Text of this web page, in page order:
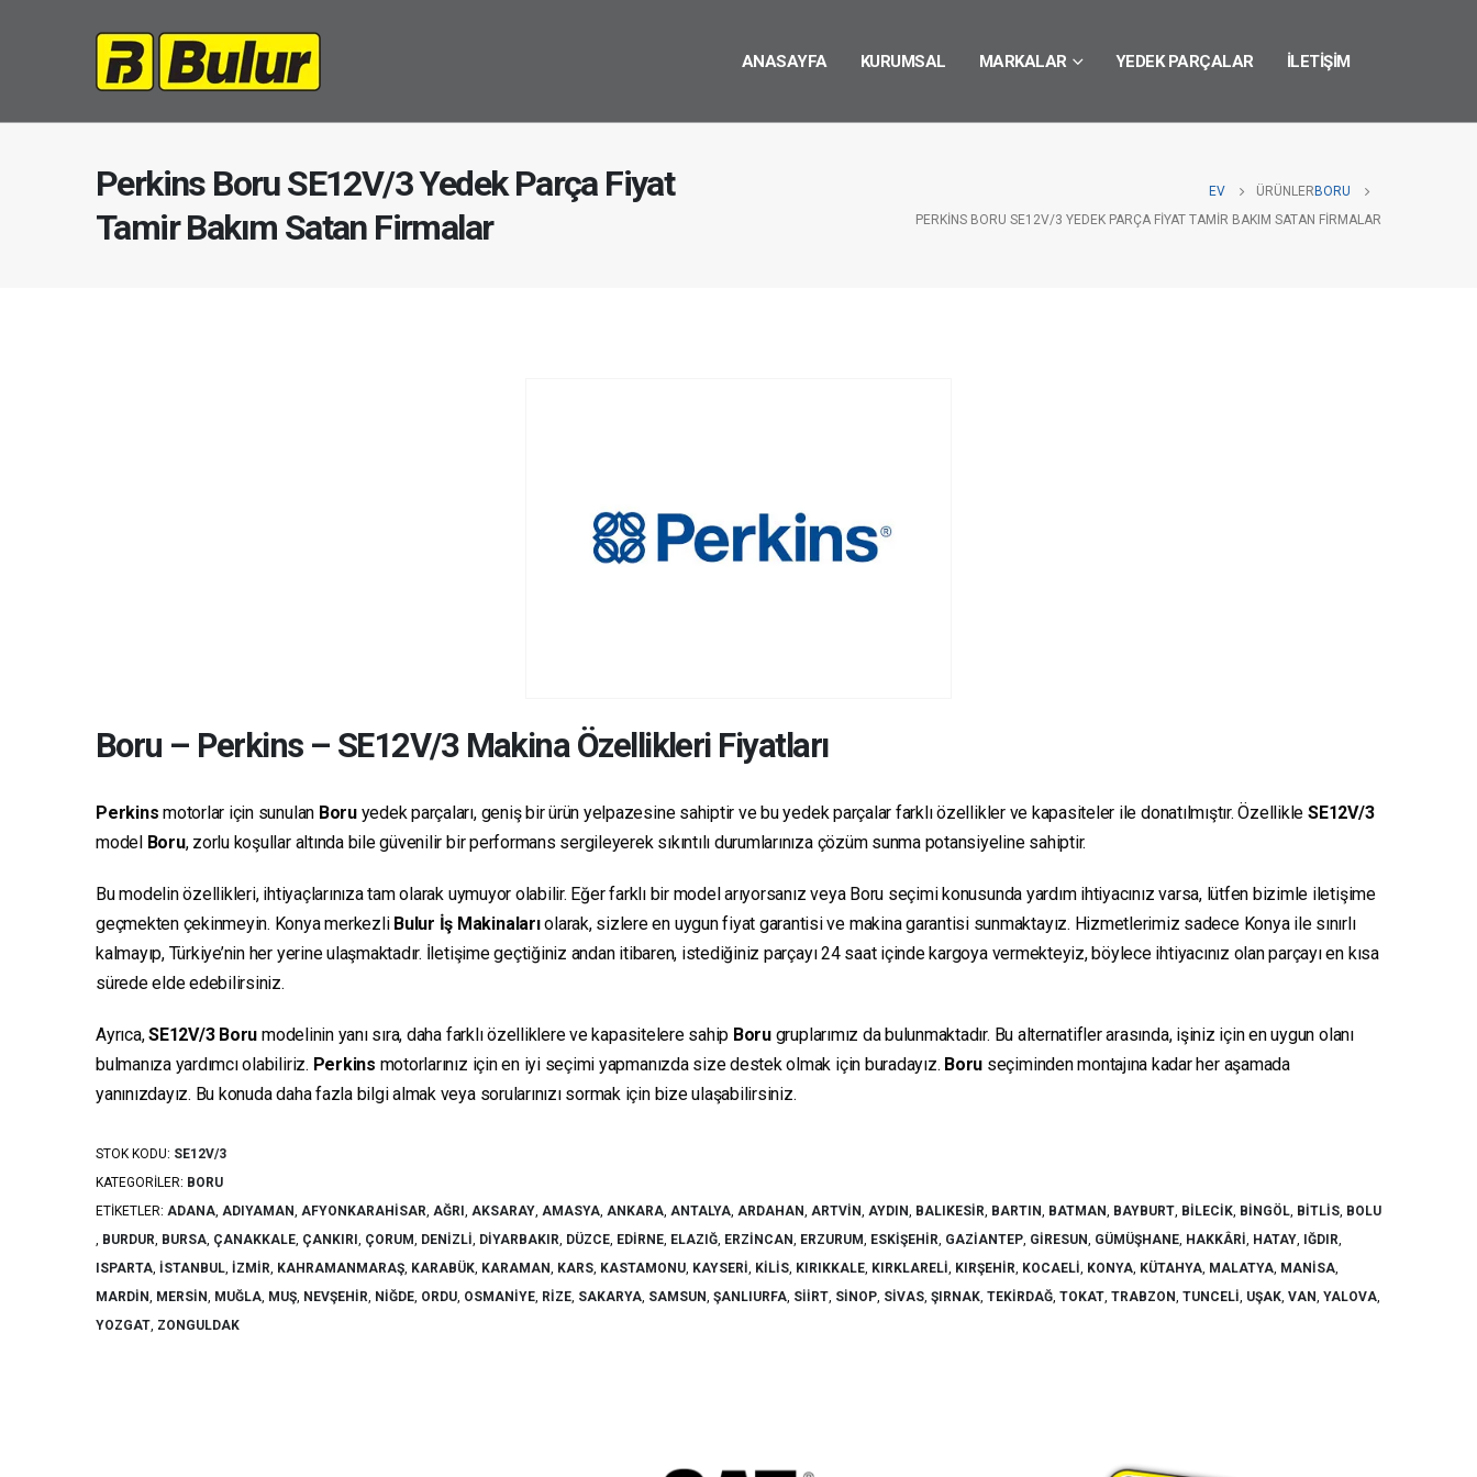
ANASAYFA KURUMSAL MARKALAR YEDEK PARÇALAR İLETIŞIM
Perkins Boru SE12V/3 Yedek Parça Fiyat
Tamir Bakım Satan Firmalar
EV ÜRÜNLER BORU
PERKINS BORU SE12V/3 YEDEK PARÇA FIYAT TAMIR BAKIM SATAN FIRMALAR
Boru – Perkins– SE12V/3Makina Özellikleri Fiyatları
Perkins motorlar için sunulan Boruyedek parçaları, geniş bir ürün yelpazesine sahiptir ve bu yedek parçalar farklı özellikler ve kapasiteler ile donatılmıştır. Özellikle SE12V/3
model Boru, zorlu koşullar altında bile güvenilir bir performans sergileyerek sıkıntılı durumlarınıza çözüm sunma potansiyeline sahiptir.
Bu modelin özellikleri, ihtiyaçlarınıza tam olarak uymuyor olabilir. Eğer farklı bir model arıyorsanız veya Boru seçimi konusunda yardım ihtiyacınız varsa, lütfen bizimle iletişime
geçmekten çekinmeyin. Konya merkezli Bulur İş Makinalarıolarak, sizlere en uygun fiyat garantisi ve makina garantisi sunmaktayız. Hizmetlerimiz sadece Konya ile sınırlı
kalmayıp, Türkiye’nin her yerine ulaşmaktadır. İletişime geçtiğiniz andan itibaren, istediğiniz parçayı 24 saat içinde kargoya vermekteyiz, böylece ihtiyacınız olan parçayı en kısa
sürede elde edebilirsiniz.
Ayrıca,SE12V/3 Boru modelinin yanı sıra, daha farklı özelliklere ve kapasitelere sahip Borugruplarımız da bulunmaktadır. Bu alternatifler arasında, işiniz için en uygun olanı
bulmanıza yardımcı olabiliriz. Perkins motorlarınız için en iyi seçimi yapmanızda size destek olmak için buradayız. Boru seçiminden montajına kadar her aşamada
yanınızdayız. Bu konuda daha fazla bilgi almak veya sorularınızı sormak için bize ulaşabilirsiniz.
STOK KODU: SE12V/3
KATEGORILER: BORU
ETIKETLER: ADANA, ADIYAMAN, AFYONKARAHISAR, AĞRI , AKSARAY, AMASYA, ANKARA, ANTALYA, ARDAHAN, ARTVIN, AYDIN, BALIKESIR, BARTIN, BATMAN, BAYBURT, BILECIK, BINGÖL, BITLIS, BOLU
, BURDUR, BURSA, ÇANAKKALE, ÇANKIRI , ÇORUM, DENIZLI, DIYARBAKIR, DÜZCE, EDIRNE, ELAZIĞ, ERZINCAN, ERZURUM, ESKIŞEHIR, GAZIANTEP, GIRESUN, GÜMÜŞHANE, HAKKÂRI, HATAY, IĞDIR,
ISPARTA, İSTANBUL, İZMIR, KAHRAMANMARAŞ, KARABÜK, KARAMAN, KARS, KASTAMONU, KAYSERI, KILIS, KIRIKKALE, KIRKLARELI, KIRŞEHIR, KOCAELI, KONYA, KÜTAHYA, MALATYA, MANISA,
MARDIN, MERSIN, MUĞLA, MUŞ, NEVŞEHIR, NIĞDE, ORDU, OSMANIYE, RIZE, SAKARYA, SAMSUN, ŞANLIURFA, SIIRT, SINOP, SIVAS, ŞIRNAK, TEKIRDAĞ, TOKAT, TRABZON, TUNCELI, UŞAK, VAN, YALOVA,
YOZGAT, ZONGULDAK